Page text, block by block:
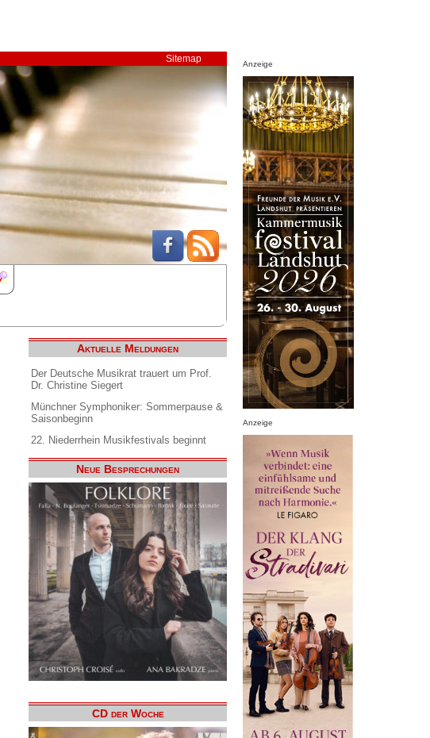
Sitemap
Aktuelle Meldungen
Der Deutsche Musikrat trauert um Prof.
Dr. Christine Siegert
Münchner Symphoniker: Sommerpause &
Saisonbeginn
22. Niederrhein Musikfestivals beginnt
Neue Besprechungen
CD der Woche
Anzeige
Anzeige